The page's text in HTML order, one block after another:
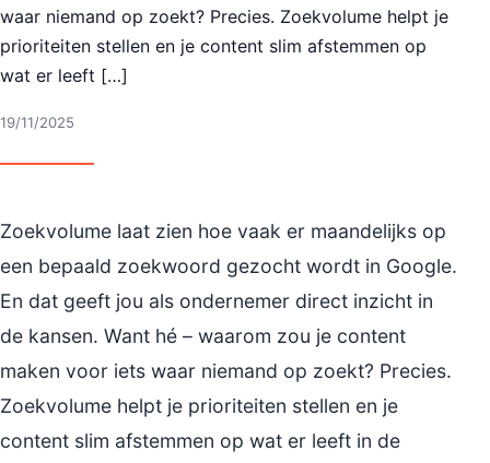
waar niemand op zoekt? Precies. Zoekvolume helpt je
prioriteiten stellen en je content slim afstemmen op
wat er leeft […]
19/11/2025
Zoekvolume laat zien hoe vaak er maandelijks op
een bepaald zoekwoord gezocht wordt in Google.
En dat geeft jou als ondernemer direct inzicht in
de kansen. Want hé – waarom zou je content
maken voor iets waar niemand op zoekt? Precies.
Zoekvolume helpt je prioriteiten stellen en je
content slim afstemmen op wat er leeft in de